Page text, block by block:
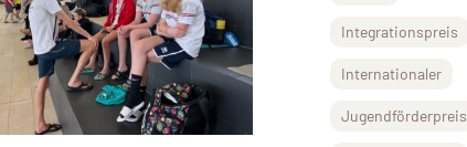
Integrationspreis
Internationaler
Jugendförderpreis